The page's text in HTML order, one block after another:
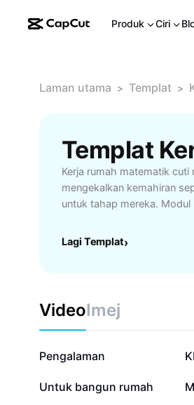
Produk Ciri
Laman utama > Templat >
Kerja rumah matematik
mengekalkan kemahiran
untuk tahap mereka.
persediaan peperiksaan.
dan jawapan, ia sesuai
tingkatan 3 yang mahu
Lagi Templat›
VideoImej
155.5K
Pengalaman
7.8K
Untuk bangun rumah